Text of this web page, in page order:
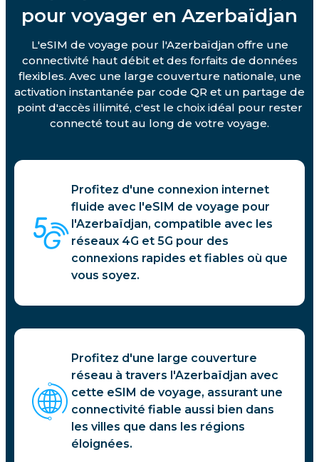
pour voyager en Azerbaïdjan
L'eSIM de voyage pour l'Azerbaïdjan offre une
connectivité haut débit et des forfaits de données
flexibles. Avec une large couverture nationale, une
activation instantanée par code QR et un partage de
point d'accès illimité, c'est le choix idéal pour rester
connecté tout au long de votre voyage.
Profitez d'une connexion internet
fluide avec l'eSIM de voyage pour
l'Azerbaïdjan, compatible avec les
réseaux 4G et 5G pour des
connexions rapides et fiables où que
vous soyez.
Profitez d'une large couverture
réseau à travers l'Azerbaïdjan avec
cette eSIM de voyage, assurant une
connectivité fiable aussi bien dans
les villes que dans les régions
éloignées.